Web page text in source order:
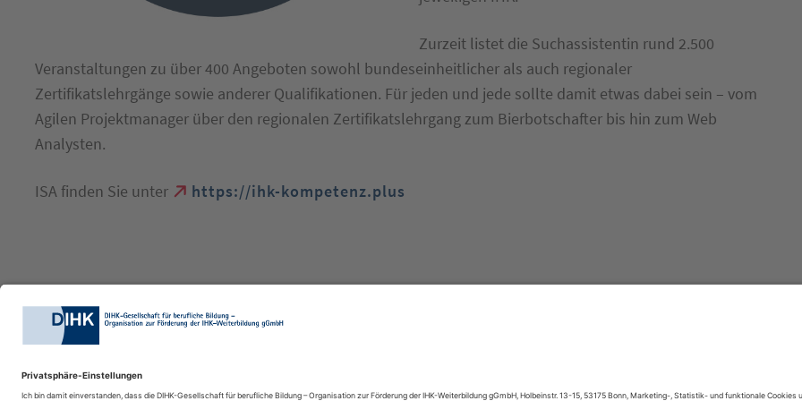
Zurzeit listet die Suchassistentin rund 2.500
Veranstaltungen zu über 400 Angeboten sowohl bundeseinheitlicher als auch regionaler
Zertifikatslehrgänge sowie anderer Qualifikationen. Für jeden und jede sollte damit etwas dabei sein – vom
Agilen Projektmanager über den regionalen Zertifikatslehrgang zum Bierbotschafter bis hin zum Web
Analysten.
ISA finden Sie unter https://ihk-kompetenz.plus